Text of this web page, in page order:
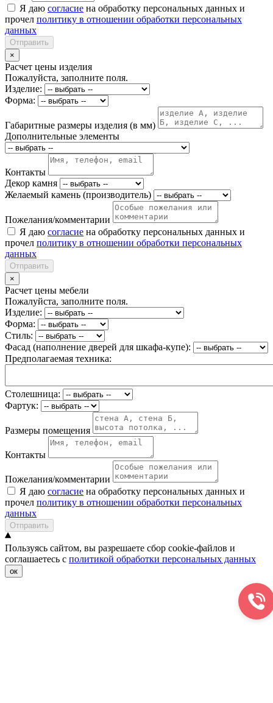
Я даю согласие на обработку персональных данных и
прочел политику в отношении обработки персональных
данных
Отправить
×
Расчет цены изделия
Пожалуйста, заполните поля.
Изделие:
Форма:
Габаритные размеры изделия (в мм)
Дополнительные элементы
Контакты
Декор камня
Желаемый камень (производитель)
Пожелания/комментарии
Я даю согласие на обработку персональных данных и
прочел политику в отношении обработки персональных
данных
Отправить
×
Расчет цены мебели
Пожалуйста, заполните поля.
Изделие:
Форма:
Стиль:
Фасад (наполнение дверей для шкафа-купе):
Предполагаемая техника:
Столешница:
Фартук:
Размеры помещения
Контакты
Пожелания/комментарии
Я даю согласие на обработку персональных данных и
прочел политику в отношении обработки персональных
данных
Отправить
Пользуясь сайтом, вы разрешаете сбор cookie-файлов и
соглашаетесь с политикой обработки персональных данных
ок